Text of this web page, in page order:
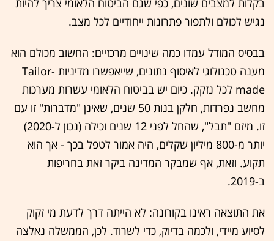
בקלות למצבים שונים, כפי שגם הביטוח הלאומי צריך להיות
נגיש לכולם ולתפור פתרונות ייחודיים לכל מצב.
בבסיס המודל עמדו כמה שינויים מרכזיים: החשוב מכולם הוא
מענה טכנולוגי לאיסוף נתונים, שייאפשרו מדיניות Tailor-
made לכל נזקק. כיום יש בביטוח הלאומי עשרות מערכות
מחשב נפרדות, חלקן בנות 50 שנים, שאינן "מדברות" זו עם
זו. מיזם "תבל", שהחל לפני 12 שנים וכילה (נכון ל-2020)
יותר מ-800 מיליון שקלים, היה אמור לטפל בכך - אך הוא
תקוע. וזאת, אף שמבקר המדינה ביקר זאת בחריפות
ב-2019.
את התוצאה ראינו בקורונה: לא הייתה דרך לדעת מי זקוק
לסיוע מיידי, ולכמה בדיוק, כדי לשרוד. לכן, הממשלה נאלצה